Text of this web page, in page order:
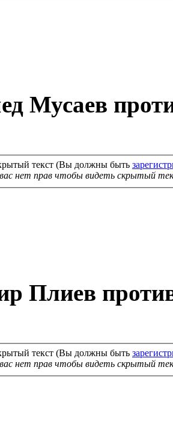
Мусаев
текст (Вы должны быть
нет прав чтобы видеть скрытый
Плиев
текст (Вы должны быть
нет прав чтобы видеть скрытый